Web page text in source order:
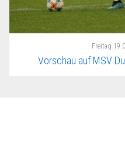
Freitag
Vorschau auf MSV